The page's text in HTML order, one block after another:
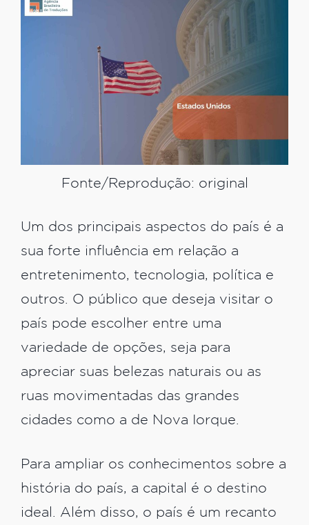
Fonte/Reprodução: original
Um dos principais aspectos do país é a
sua forte influência em relação a
entretenimento, tecnologia, política e
outros. O público que deseja visitar o
país pode escolher entre uma
variedade de opções, seja para
apreciar suas belezas naturais ou as
ruas movimentadas das grandes
cidades como a de Nova Iorque.
Para ampliar os conhecimentos sobre a
história do país, a capital é o destino
ideal. Além disso, o país é um recanto